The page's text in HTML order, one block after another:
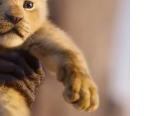
кількість рівних
і притиснути долонею,
сирну по 1 чайн.
у вигляді котлети або
картопляним